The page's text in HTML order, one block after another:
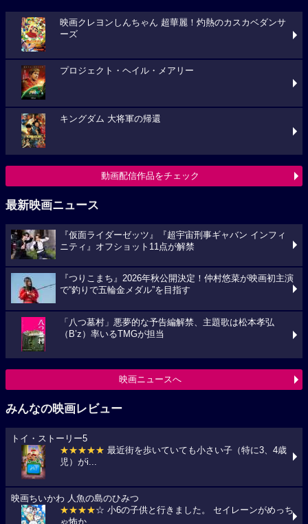
映画クレヨンしんちゃん 超華麗！灼熱のカスカベダンサ
ーズ
プロジェクト・ヘイル・メアリー
キングダム 大将軍の帰還
動画配信作品をチェック
最新映画ニュース
『仮面ライダーゼッツ』『超宇宙刑事ギャバン インフィ
ニティ』オフショット11点が解禁
『つりこまち』2026年秋公開決定！仲村悠菜が映画初主演
で“釣りで五輪金メダル”を目指す
「八つ墓村」悪夢的な予告編解禁、主題歌は松本孝弘
（B’z）率いるTMGが担当
映画ニュースへ
みんなの映画レビュー
トイ・ストーリー5
★★★★★ 最近街を歩いていても小さい子（特に3、4歳
児）がi...
映画ちいかわ 人魚の島のひみつ
★★★★☆ 小6の子供と行きました。 セイレーンがめっち
ゃ怖か...